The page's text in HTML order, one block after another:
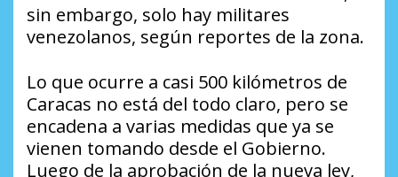
sin embargo, solo hay militares
venezolanos, según reportes de la zona.
Lo que ocurre a casi 500 kilómetros de
Caracas no está del todo claro, pero se
encadena a varias medidas que ya se
vienen tomando desde el Gobierno.
Luego de la aprobación de la nueva ley,